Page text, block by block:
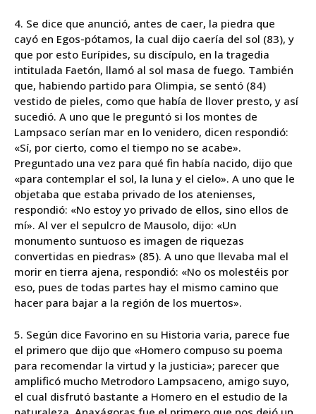
4. Se dice que anunció, antes de caer, la piedra que
cayó en Egos-pótamos, la cual dijo caería del sol (83), y
que por esto Eurípides, su discípulo, en la tragedia
intitulada Faetón, llamó al sol masa de fuego. También
que, habiendo partido para Olimpia, se sentó (84)
vestido de pieles, como que había de llover presto, y así
sucedió. A uno que le preguntó si los montes de
Lampsaco serían mar en lo venidero, dicen respondió:
«Sí, por cierto, como el tiempo no se acabe».
Preguntado una vez para qué fin había nacido, dijo que
«para contemplar el sol, la luna y el cielo». A uno que le
objetaba que estaba privado de los atenienses,
respondió: «No estoy yo privado de ellos, sino ellos de
mí». Al ver el sepulcro de Mausolo, dijo: «Un
monumento suntuoso es imagen de riquezas
convertidas en piedras» (85). A uno que llevaba mal el
morir en tierra ajena, respondió: «No os molestéis por
eso, pues de todas partes hay el mismo camino que
hacer para bajar a la región de los muertos».
5. Según dice Favorino en su Historia varia, parece fue
el primero que dijo que «Homero compuso su poema
para recomendar la virtud y la justicia»; parecer que
amplificó mucho Metrodoro Lampsaceno, amigo suyo,
el cual disfrutó bastante a Homero en el estudio de la